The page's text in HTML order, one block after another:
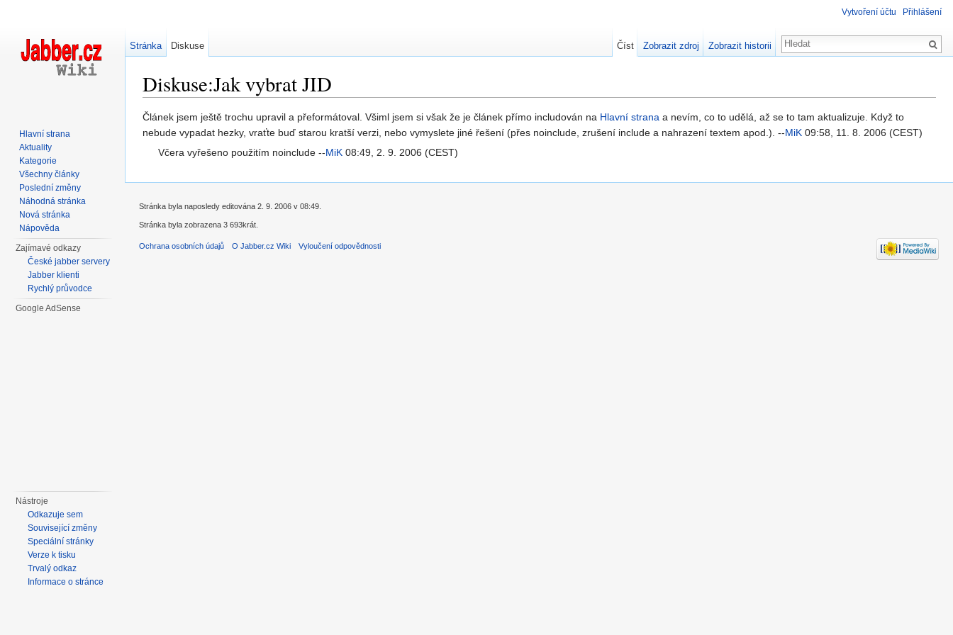
Diskuse:Jak vybrat JID
Článek jsem ještě trochu upravil a přeformátoval. Všiml jsem si však že je článek přímo includován na Hlavní strana a nevím, co to udělá, až se to tam aktualizuje. Když to
nebude vypadat hezky, vraťte buď starou kratší verzi, nebo vymyslete jiné řešení (přes noinclude, zrušení include a nahrazení textem apod.). --MiK 09:58, 11. 8. 2006 (CEST)
Včera vyřešeno použitím noinclude --MiK 08:49, 2. 9. 2006 (CEST)
Vytvoření účtu Přihlášení
Stránka Diskuse Číst Zobrazit zdroj Zobrazit historii
Hlavní strana
Aktuality
Kategorie
Všechny články
Poslední změny
Náhodná stránka
Nová stránka
Nápověda
Zajímavé odkazy
České jabber servery
Jabber klienti
Rychlý průvodce
Google AdSense
Nástroje
Odkazuje sem
Související změny
Speciální stránky
Verze k tisku
Trvalý odkaz
Informace o stránce
Stránka byla naposledy editována 2. 9. 2006 v 08:49.
Stránka byla zobrazena 3 693krát.
Ochrana osobních údajů O Jabber.cz Wiki Vyloučení odpovědnosti